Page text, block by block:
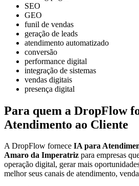
SEO
GEO
funil de vendas
geração de leads
atendimento automatizado
conversão
performance digital
integração de sistemas
vendas digitais
presença digital
Para quem a DropFlow
Atendimento ao Cliente
A DropFlow fornece IA para
Amaro da Imperatriz para empresas
operação digital, gerar mais
melhor seus canais de atendimento,